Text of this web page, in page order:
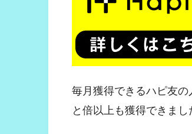
毎月獲得できるハピ友
と倍以上も獲得できまし